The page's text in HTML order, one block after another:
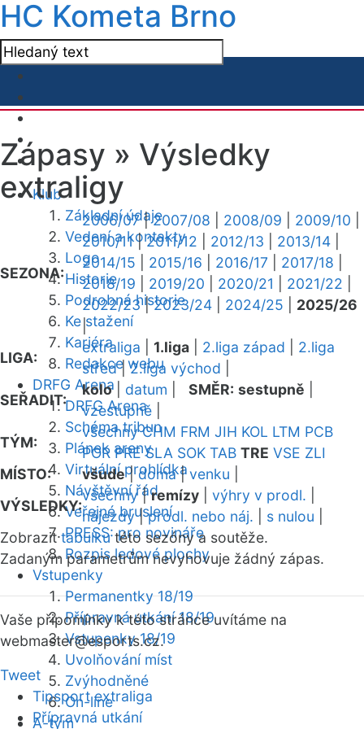
HC Kometa Brno
Klub
Základní údaje
Vedení a kontakty
Logo
Historie
Podrobná historie
Ke stažení
Kariéra
Redakce webu
DRFG Arena
DRFG Arena
Schéma tribun
Plánek areny
Virtuální prohlídka
Návštěvní řád
Veřejné bruslení
PRESS: pro novináře
Rozpis ledové plochy
Vstupenky
Permanentky 18/19
Přípravná utkání 18/19
Vstupenky 18/19
Uvolňování míst
Zvýhodněné
On-line
A-tým
Zápasy » Výsledky
extraligy
SEZONA:
2006/07|2007/08 2008/09 2009/10
2010/11|2011/12 2012/13 2013/14
2014/15
2015/16 2016/17 2017/18
2018/19
2019/20 2020/21 2021/22
2022/23|2023/24 2024/25
2025/26
|
LIGA:
extraliga 1.liga 2.liga západ
2.liga
střed|2.liga východ
SEŘADIT:
kolo| datum SMĚR: sestupně
vzestupně
TÝM:
všechny CHM FRM JIH KOL LTM PCB
POR PRE SLA SOK TAB TRE VSE ZLI
MÍSTO:
všude|doma|venku
VÝSLEDKY:
všechny|remízy výhry v prodl.
nájezdy|prodl. nebo náj. s nulou
Zobrazittabulkutéto sezóny a soutěže.
Zadaným parametrům nevyhovuje žádný zápas.
Vaše připomínky k této stránce uvítáme na
webmaster@esports.cz.
Tweet
Tipsport extraliga
Přípravná utkání